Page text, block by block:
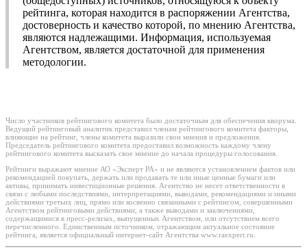
рейтинга, которая находится в распоряжении Агентства,
достоверность и качество которой, по мнению Агентства,
являются надлежащими. Информация, используемая
Агентством, является достаточной для применения
методологии.
Число участников рейтингового комитета было достаточным для обеспечения кворума.
Ведущий рейтинговый аналитик представил членам рейтингового комитета факторы,
влияющие на рейтинг, члены комитета выразили свои мнения и предложения.
Председатель рейтингового комитета предоставил возможность каждому члену
рейтингового комитета высказать свое мнение до начала процедуры голосования.
Рейтинги выражают мнение АО «Эксперт РА» и не являются установлением фактов или
рекомендацией покупать, держать или продавать те или иные ценные бумаги или
активы, принимать инвестиционные решения. Агентство не несет ответственности в
связи с любыми последствиями, интерпретациями, выводами, рекомендациями и иными
действиями третьих лиц, прямо или косвенно связанными с рейтингом, совершенными
Агентством рейтинговыми действиями, а также выводами и заключениями,
содержащимися в пресс-релизах, выпущенных Агентством, или отсутствием всего
перечисленного. Единственным источником, отражающим актуальное состояние
рейтинга, является официальный интернет-сайт Агентства www.raexpert.ru.